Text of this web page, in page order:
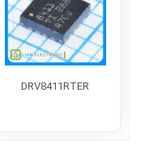
DRV8411RTER